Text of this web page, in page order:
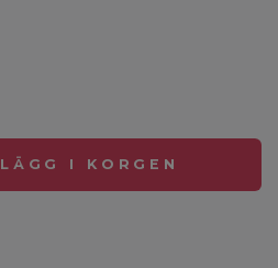
LÄGG I KORGEN